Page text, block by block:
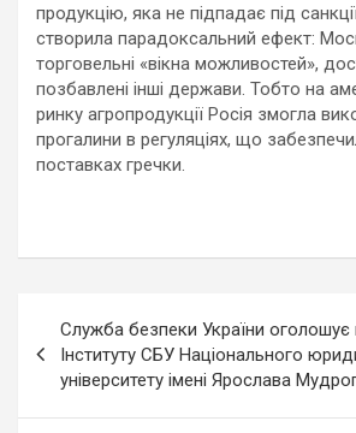
продукцію, яка не підпадає під
створила парадоксальний ефект:
торговельні «вікна можливостей»,
позбавлені інші держави. Тобто на
ринку агропродукції Росія змогла
прогалини в регуляціях, що
поставках гречки.
по
записям
Служба безпеки України оголошує
Інституту СБУ Національного
університету імені Ярослава